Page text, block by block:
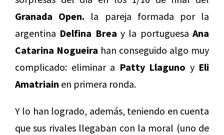
Granada Open. la pareja formada por la
argentina Delfina Brea y la portuguesaAna
Catarina Nogueira han conseguido algo muy
complicado: eliminar a Patty Llaguno y Eli
Amatriain en primera ronda.
Y lo han logrado, además, teniendo en cuenta
que sus rivales llegaban con la moral (uno de